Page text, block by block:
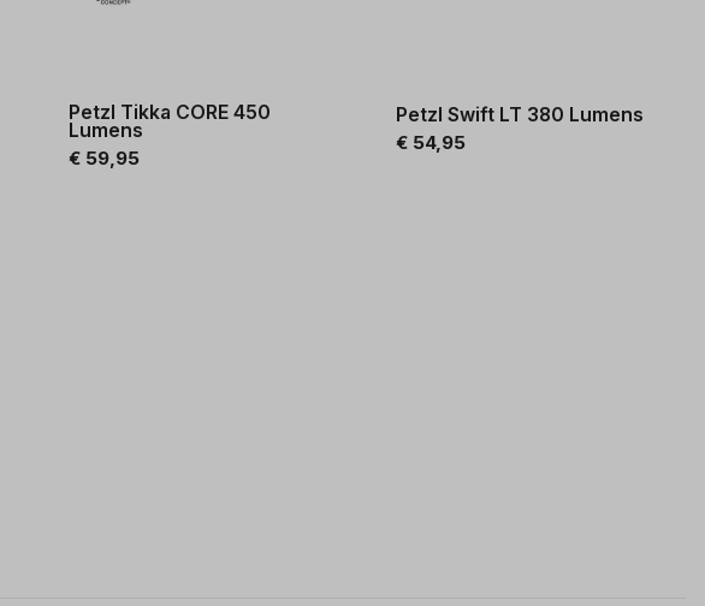
Petzl Tikka CORE 450
Lumens
€ 59,95
Petzl Swift LT 380 Lumens
€ 54,95